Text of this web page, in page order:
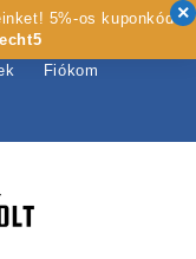
Szolgáltatások
Fiókom
5%-os kuponkód